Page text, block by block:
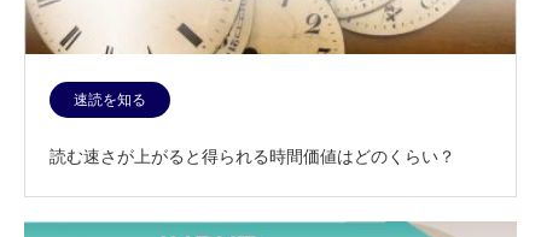
速読を知る
読む速さが上がると得られる時間価値はどのくらい？